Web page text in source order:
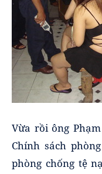
Vừa rồi ông
Chính sách
phòng chống tệ